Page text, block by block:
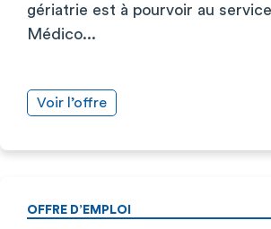
gériatrie est à pourvoir au
Médico...
Voir l’offre
OFFRE D’EMPLOI